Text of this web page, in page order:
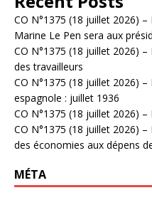
CO N°1375 (18 juillet 2026)
Marine Le Pen sera aux
CO N°1375 (18 juillet 2026)
des travailleurs
CO N°1375 (18 juillet 2026)
espagnole : juillet 1936
CO N°1375 (18 juillet 2026)
CO N°1375 (18 juillet 2026)
des économies aux dépens
MÉTA